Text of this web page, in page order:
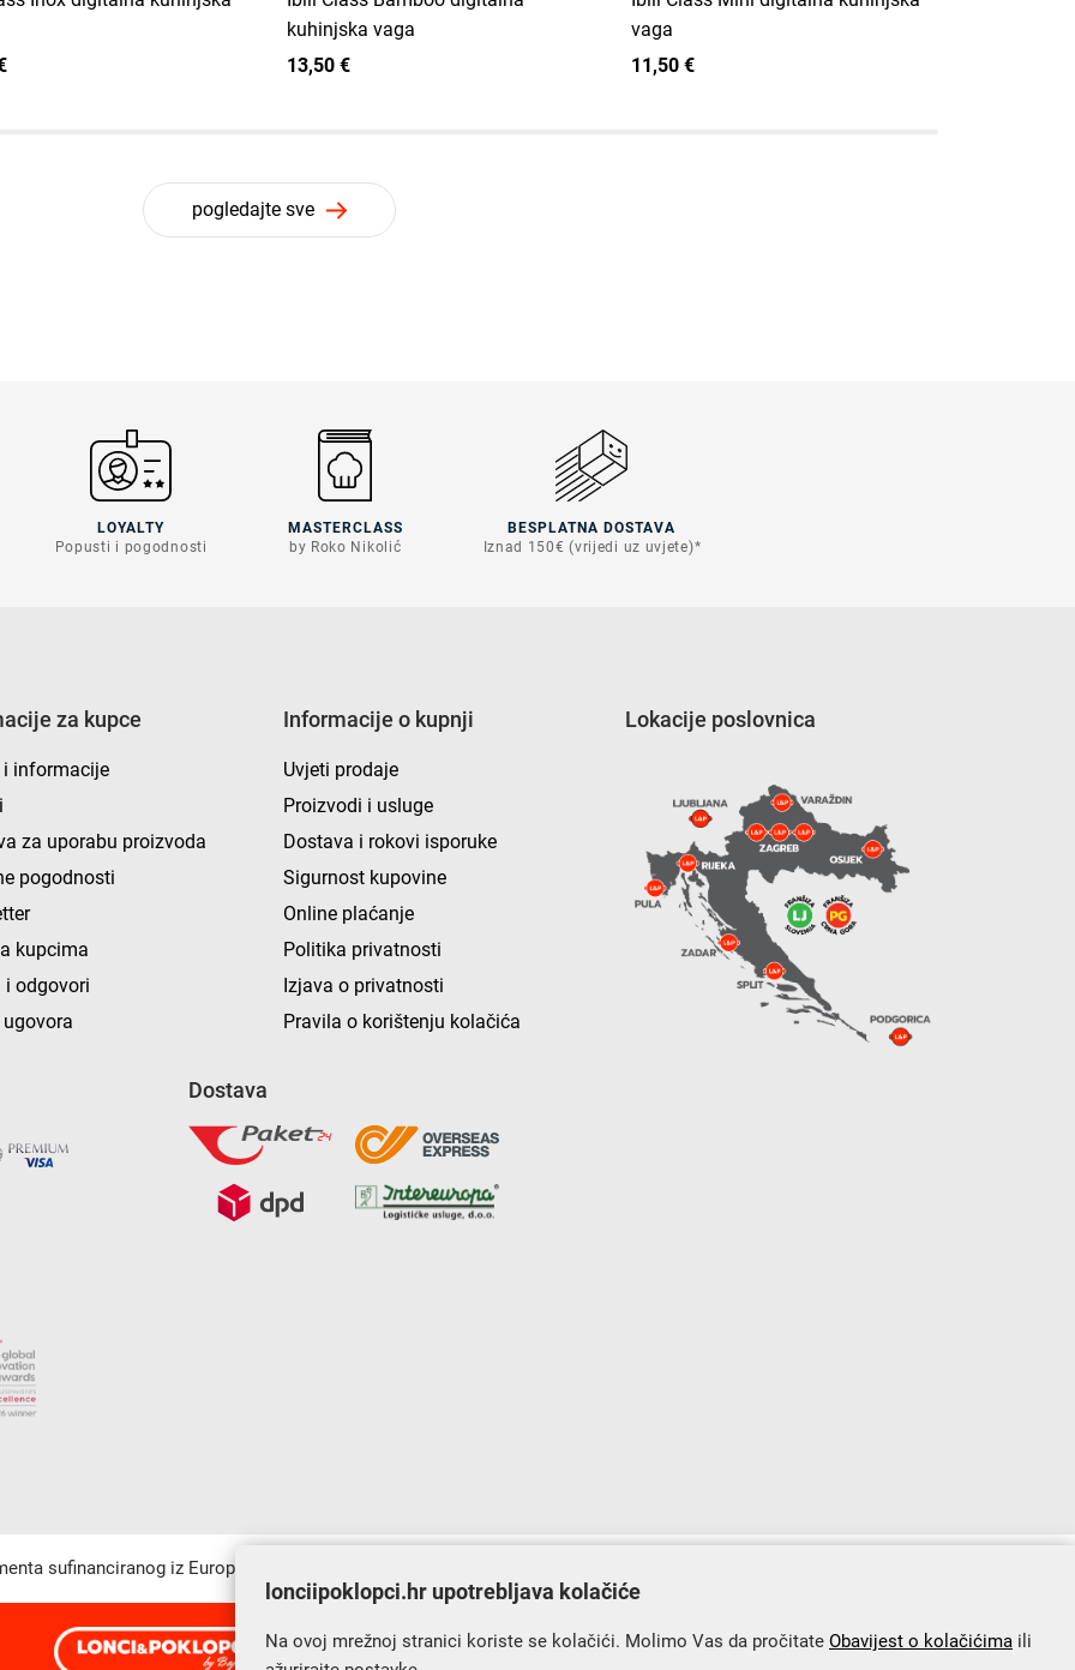
kuhinjska vaga
13,50 €
vaga
11,50 €
pogledajte sve
LOYALTY
Popusti i pogodnosti
MASTERCLASS
by Roko Nikolić
BESPLATNA DOSTAVA
Iznad 150€ (vrijedi uz uvjete)*
za kupce
i informacije
za uporabu proizvoda
pogodnosti
kupcima
i odgovori
Informacije o kupnji
Uvjeti prodaje
Proizvodi i usluge
Dostava i rokovi isporuke
Sigurnost kupovine
Online plaćanje
Politika privatnosti
Izjava o privatnosti
Pravila o korištenju kolačića
Lokacije poslovnica
Dostava
sufinanciranog iz Europskog fonda za regionalni razvoj u sklopu Operativnog programa „Konkurentnost i kohezija”.
s Vama od 2014. godine!
lonciipoklopci.hr upotrebljava kolačiće
Na ovoj mrežnoj stranici koriste se kolačići. Molimo Vas da pročitate Obavijest o kolačićima ili